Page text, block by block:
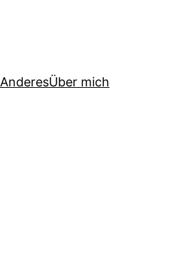
AnderesÜber mich